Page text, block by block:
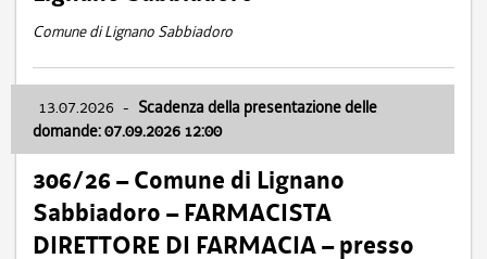
Comune di Lignano Sabbiadoro
13.07.2026 - Scadenza della presentazione delle
domande: 07.09.2026 12:00
306/26 – Comune di Lignano
Sabbiadoro – FARMACISTA
DIRETTORE DI FARMACIA – presso